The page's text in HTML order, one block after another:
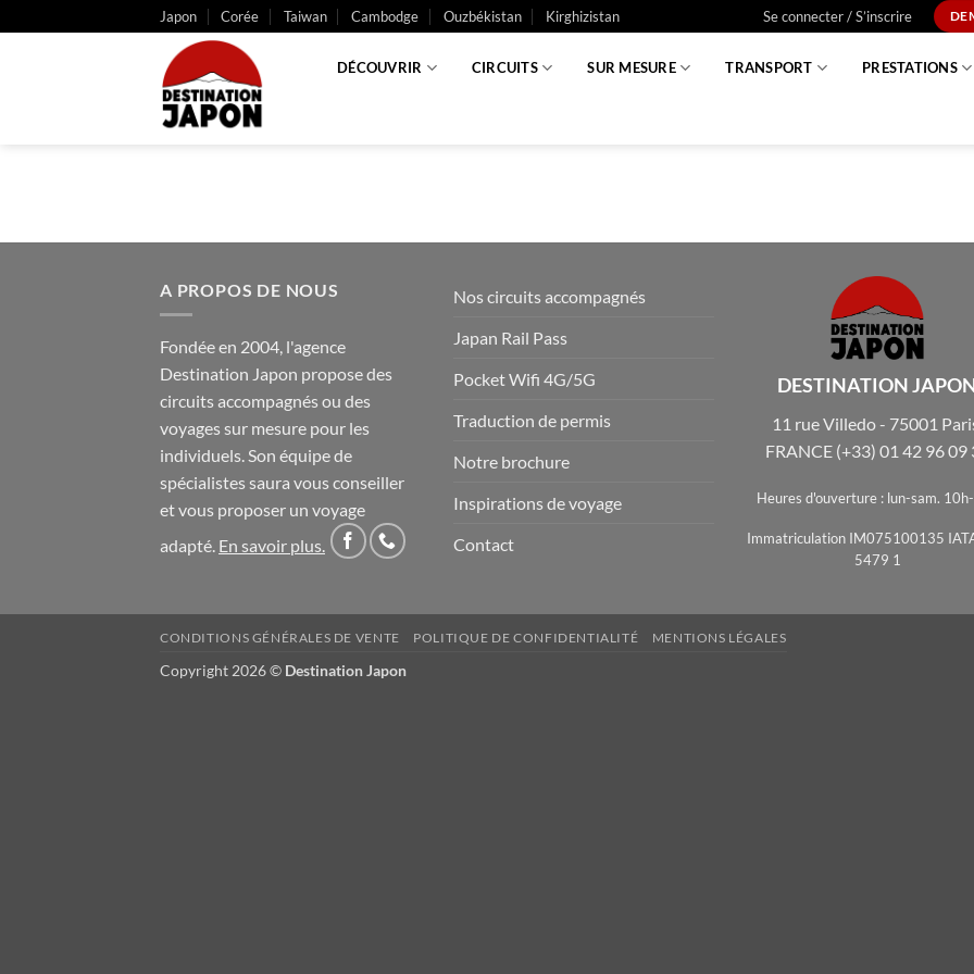
au
Japon Corée Taiwan Cambodge Ouzbékistan Kirghizistan Se connecter / S’inscrire
DÉCOUVRIR CIRCUITS SUR MESURE TRANSPORT PRESTATIONS
A PROPOS DE NOUS
Fondée en 2004, l'agence
Destination Japon propose des
circuits accompagnés ou des
voyages sur mesure pour les
individuels. Son équipe de
spécialistes saura vous conseiller
et vous proposer un voyage
adapté. En savoir plus
Nos circuits accompagnés
Japan Rail Pass
Pocket Wifi 4G/5G
Traduction de permis
Notre brochure
Inspirations de voyage
Contact
DESTINATION
11 rue Villedo - 75001
FRANCE (+33) 01 42 96 09
Heures d'ouverture : lun-sam.
Immatriculation IM075100135
5479 1
CONDITIONS GÉNÉRALES DE VENTE POLITIQUE DE CONFIDENTIALITÉ MENTIONS LÉGALES
Copyright 2026 © Destination Japon